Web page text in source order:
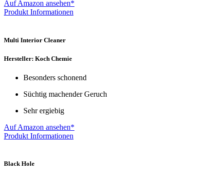
Auf Amazon ansehen*
Produkt Informationen
Multi Interior Cleaner
Hersteller: Koch Chemie
Besonders schonend
Süchtig machender Geruch
Sehr ergiebig
Auf Amazon ansehen*
Produkt Informationen
Black Hole